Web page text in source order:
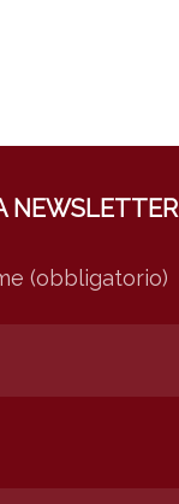
NEWSLETTER
(obbligatorio)